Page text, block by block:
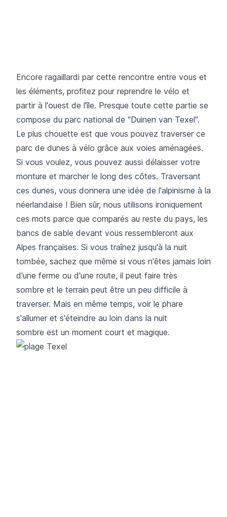
Encore ragaillardi par cette rencontre entre vous et
les éléments, profitez pour reprendre le vélo et
partir à l'ouest de l'île. Presque toute cette partie se
compose du parc national de "Duinen van Texel".
Le plus chouette est que vous pouvez traverser ce
parc de dunes à vélo grâce aux voies aménagées.
Si vous voulez, vous pouvez aussi délaisser votre
monture et marcher le long des côtes. Traversant
ces dunes, vous donnera une idée de l'alpinisme à la
néerlandaise ! Bien sûr, nous utilisons ironiquement
ces mots parce que comparés au reste du pays, les
bancs de sable devant vous ressembleront aux
Alpes françaises. Si vous traînez jusqu'à la nuit
tombée, sachez que même si vous n'êtes jamais loin
d'une ferme ou d'une route, il peut faire très
sombre et le terrain peut être un peu difficile à
traverser. Mais en même temps, voir le phare
s'allumer et s'éteindre au loin dans la nuit
sombre est un moment court et magique.